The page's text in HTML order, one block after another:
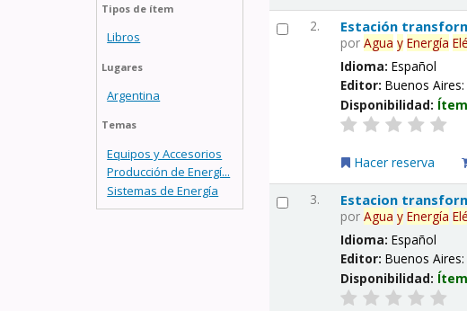
Tipos de ítem
Libros
Lugares
Argentina
Temas
Equipos y Accesorios
Producción de Energí...
Sistemas de Energía
2. Estación
porAgua y Energía
Idioma:Español
Editor:Buenos
Disponibilidad:
Hacer reserva
3. Estacion
porAgua y Energía
Idioma:Español
Editor:Buenos
Disponibilidad: